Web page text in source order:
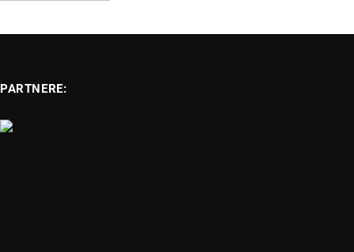
PARTNERE: